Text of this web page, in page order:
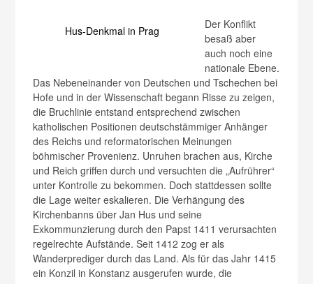
Hus-Denkmal in Prag
Der Konflikt
besaß aber
auch noch eine
nationale Ebene.
Das Nebeneinander von Deutschen und Tschechen bei
Hofe und in der Wissenschaft begann Risse zu zeigen,
die Bruchlinie entstand entsprechend zwischen
katholischen Positionen deutschstämmiger Anhänger
des Reichs und reformatorischen Meinungen
böhmischer Provenienz. Unruhen brachen aus, Kirche
und Reich griffen durch und versuchten die „Aufrührer“
unter Kontrolle zu bekommen. Doch stattdessen sollte
die Lage weiter eskalieren. Die Verhängung des
Kirchenbanns über Jan Hus und seine
Exkommunzierung durch den Papst 1411 verursachten
regelrechte Aufstände. Seit 1412 zog er als
Wanderprediger durch das Land. Als für das Jahr 1415
ein Konzil in Konstanz ausgerufen wurde, die